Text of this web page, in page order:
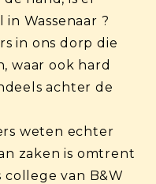
Wassenaar ?
in ons dorp die
waar ook hard
achter de
weten echter
zaken is omtrent
college van B&W